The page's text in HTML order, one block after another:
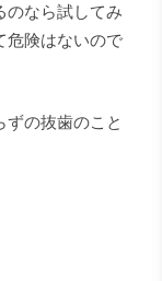
のなら試してみ
危険はないので
の抜歯のこと